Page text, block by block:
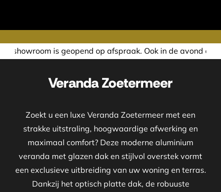
op afspraak. Ook in de avond of in het weekend
Veranda Zoetermeer
Zoekt u een luxe Veranda Zoetermeer met een
strakke uitstraling, hoogwaardige afwerking en
maximaal comfort? Deze moderne aluminium
veranda met glazen dak en stijlvol overstek vormt
een exclusieve uitbreiding van uw woning en terras.
Dankzij het optisch platte dak, de robuuste